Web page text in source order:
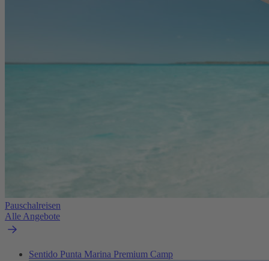
Pauschalreisen
Alle Angebote
Sentido Punta Marina Premium Camp